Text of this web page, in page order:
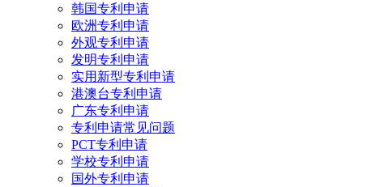
韩国专利申请
欧洲专利申请
外观专利申请
发明专利申请
实用新型专利申请
港澳台专利申请
广东专利申请
专利申请常见问题
PCT专利申请
学校专利申请
国外专利申请